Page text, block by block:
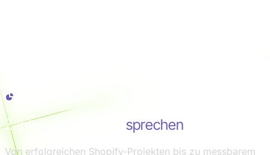
Zahlen, die für sich sprechen
Von erfolgreichen Shopify-Projekten bis zu messbarem